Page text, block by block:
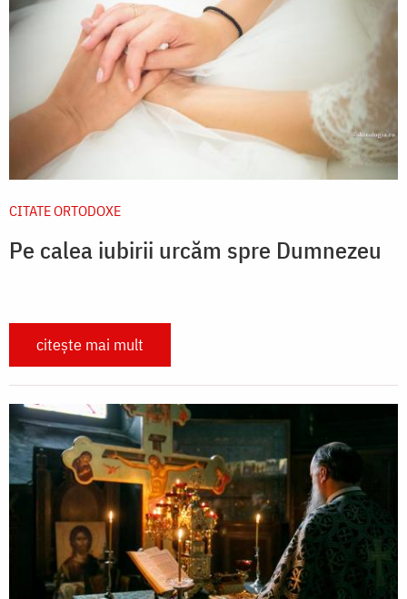
CITATE ORTODOXE
Pe calea iubirii urcăm spre Dumnezeu
citește mai mult